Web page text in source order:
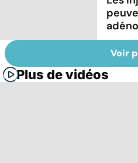
Voir
Plus de vidéos